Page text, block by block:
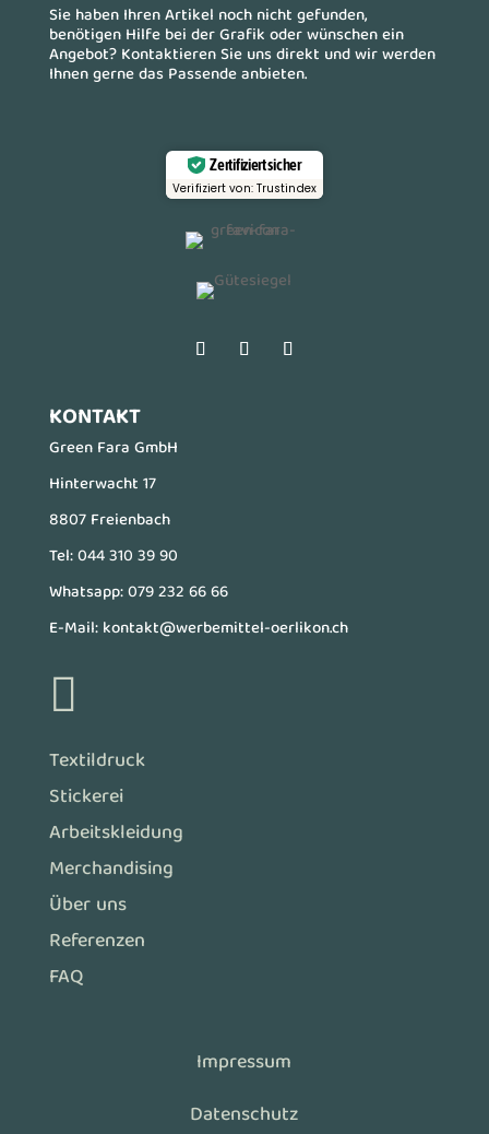
Sie haben Ihren Artikel noch nicht gefunden,
benötigen Hilfe bei der Grafik oder wünschen ein
Angebot? Kontaktieren Sie uns direkt und wir werden
Ihnen gerne das Passende anbieten.
Zertifiziert sicher
Verifiziert von: Trustindex
KONTAKT
Green Fara GmbH
Hinterwacht 17
8807 Freienbach
Tel:044 310 39 90
Whatsapp:079 232 66 66
E-Mail:kontakt@werbemittel-oerlikon.ch

Textildruck
Stickerei
Arbeitskleidung
Merchandising
Über uns
Referenzen
FAQ
Impressum
Datenschutz